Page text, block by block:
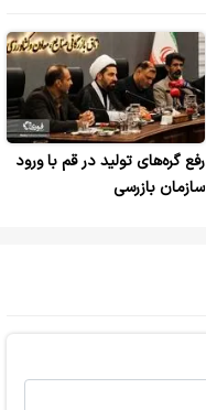
رفع گره‌های تولید در قم با ورود
سازمان بازرسی